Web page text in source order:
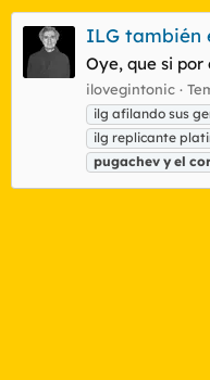
ILG también
Oye, que si
ilovegintonic
ilg afilando sus
ilg replicante
pugachev y el